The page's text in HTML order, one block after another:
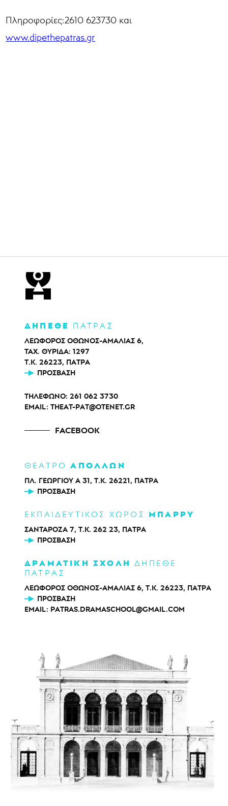
Πληροφορίες:2610 623730 και
www.dipethepatras.gr
ΔΗΠΕΘΕ ΠΑΤΡΑΣ
ΛΕΩΦΟΡΟΣ ΟΘΩΝΟΣ-ΑΜΑΛΙΑΣ 6,
ΤΑΧ. ΘΥΡΙΔΑ: 1297
Τ.Κ. 26223, ΠΑΤΡΑ
ΠΡΌΣΒΑΣΗ
ΤΗΛΕΦΩΝΟ: 261 062 3730
EMAIL: THEAT-PAT@OTENET.GR
FACEBOOK
ΘΕΑΤΡΟΑΠΟΛΛΩΝ
ΠΛ. ΓΕΩΡΓΙΟΥ Α 31, Τ.Κ. 26221, ΠΑΤΡΑ
ΠΡΌΣΒΑΣΗ
ΕΚΠΑΙΔΕΥΤΙΚΟΣ ΧΩΡΟΣ ΜΠΑΡΡΥ
ΣΑΝΤΑΡΟΖΑ 7, Τ.Κ. 262 23, ΠΑΤΡΑ
ΠΡΌΣΒΑΣΗ
ΔΡΑΜΑΤΙΚΗ ΣΧΟΛΗ ΔΗΠΕΘΕ
ΠΑΤΡΑΣ
ΛΕΩΦΟΡΟΣ ΟΘΩΝΟΣ-ΑΜΑΛΙΑΣ 6, Τ.Κ. 26223, ΠΑΤΡΑ
ΠΡΌΣΒΑΣΗ
EMAIL: PATRAS.DRAMASCHOOL@GMAIL.COM